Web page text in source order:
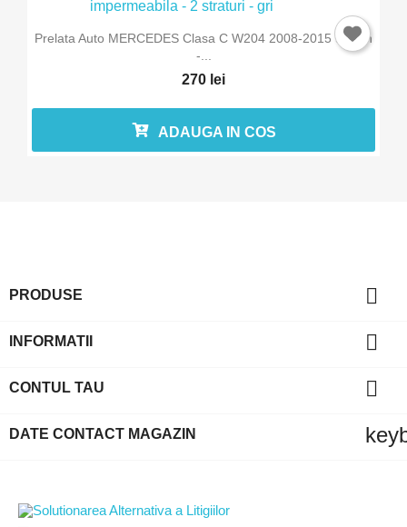
Prelata Auto MERCEDES Clasa C W204 2008-2015 Sedan
-...
270 lei
ADAUGA IN COS
PRODUSE 
INFORMATII 
CONTUL TAU 
DATE CONTACT MAGAZIN